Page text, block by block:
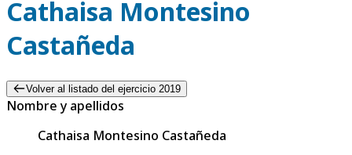
Cathaisa Montesino
Castañeda
Volver al listado del ejercicio 2019
Nombre y apellidos
Cathaisa Montesino Castañeda